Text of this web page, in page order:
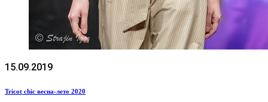
15.09.2019
Tricot chic весна-лето 2020